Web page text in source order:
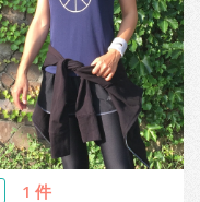
1 件